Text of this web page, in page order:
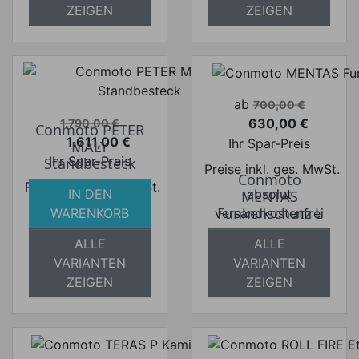
ZEIGEN
ZEIGEN
Verkaufspreis
1.790,00 €
Preis
1.611,00 €
Ihr Spar-Preis
Preise inkl. ges. MwSt.
absolut
versandkostenfrei
Conmoto PETER
MALY
Standbesteck
IN DEN
WARENKORB
ALLE
VARIANTEN
ZEIGEN
Verkaufspreis
ab 700,00 €
Preis
630,00 €
Ihr Spar-Preis
Preise inkl. ges. MwSt.
absolut
versandkostenfrei
Conmoto
MENTAS
Funkenschutz L
ALLE
VARIANTEN
ZEIGEN